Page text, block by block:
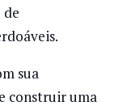
de
sua
construir uma